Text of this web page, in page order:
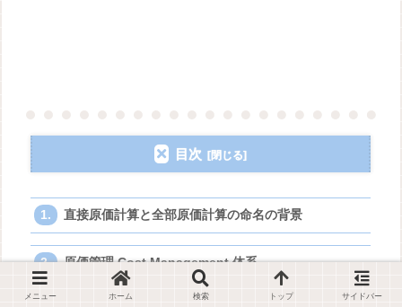
目次
直接原価計算と全部原価計算の命名の背景
原価管理 Cost Management 体系
メニュー ホーム 検索 トップ サイドバー